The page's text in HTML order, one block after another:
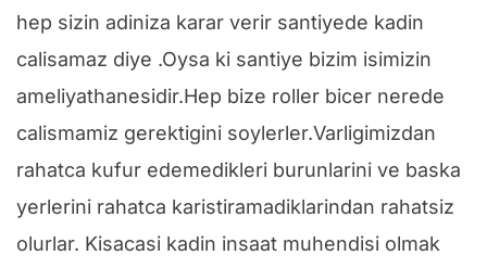
hep sizin adiniza karar verir santiyede kadin
calisamaz diye .Oysa ki santiye bizim isimizin
ameliyathanesidir.Hep bize roller bicer nerede
calismamiz gerektigini soylerler.Varligimizdan
rahatca kufur edemedikleri burunlarini ve baska
yerlerini rahatca karistiramadiklarindan rahatsiz
olurlar. Kisacasi kadin insaat muhendisi olmak